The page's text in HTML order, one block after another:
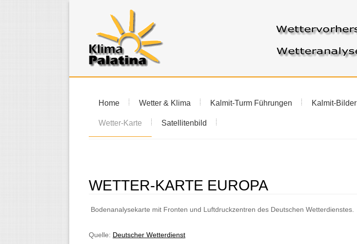
Home Wetter & Klima Kalmit-Turm Führungen Kalmit-Bilder
Wetter-Karte Satellitenbild
WETTER-KARTE EUROPA
Bodenanalysekarte mit Fronten und Luftdruckzentren des Deutschen Wetterdienstes.
Quelle: Deutscher Wetterdienst